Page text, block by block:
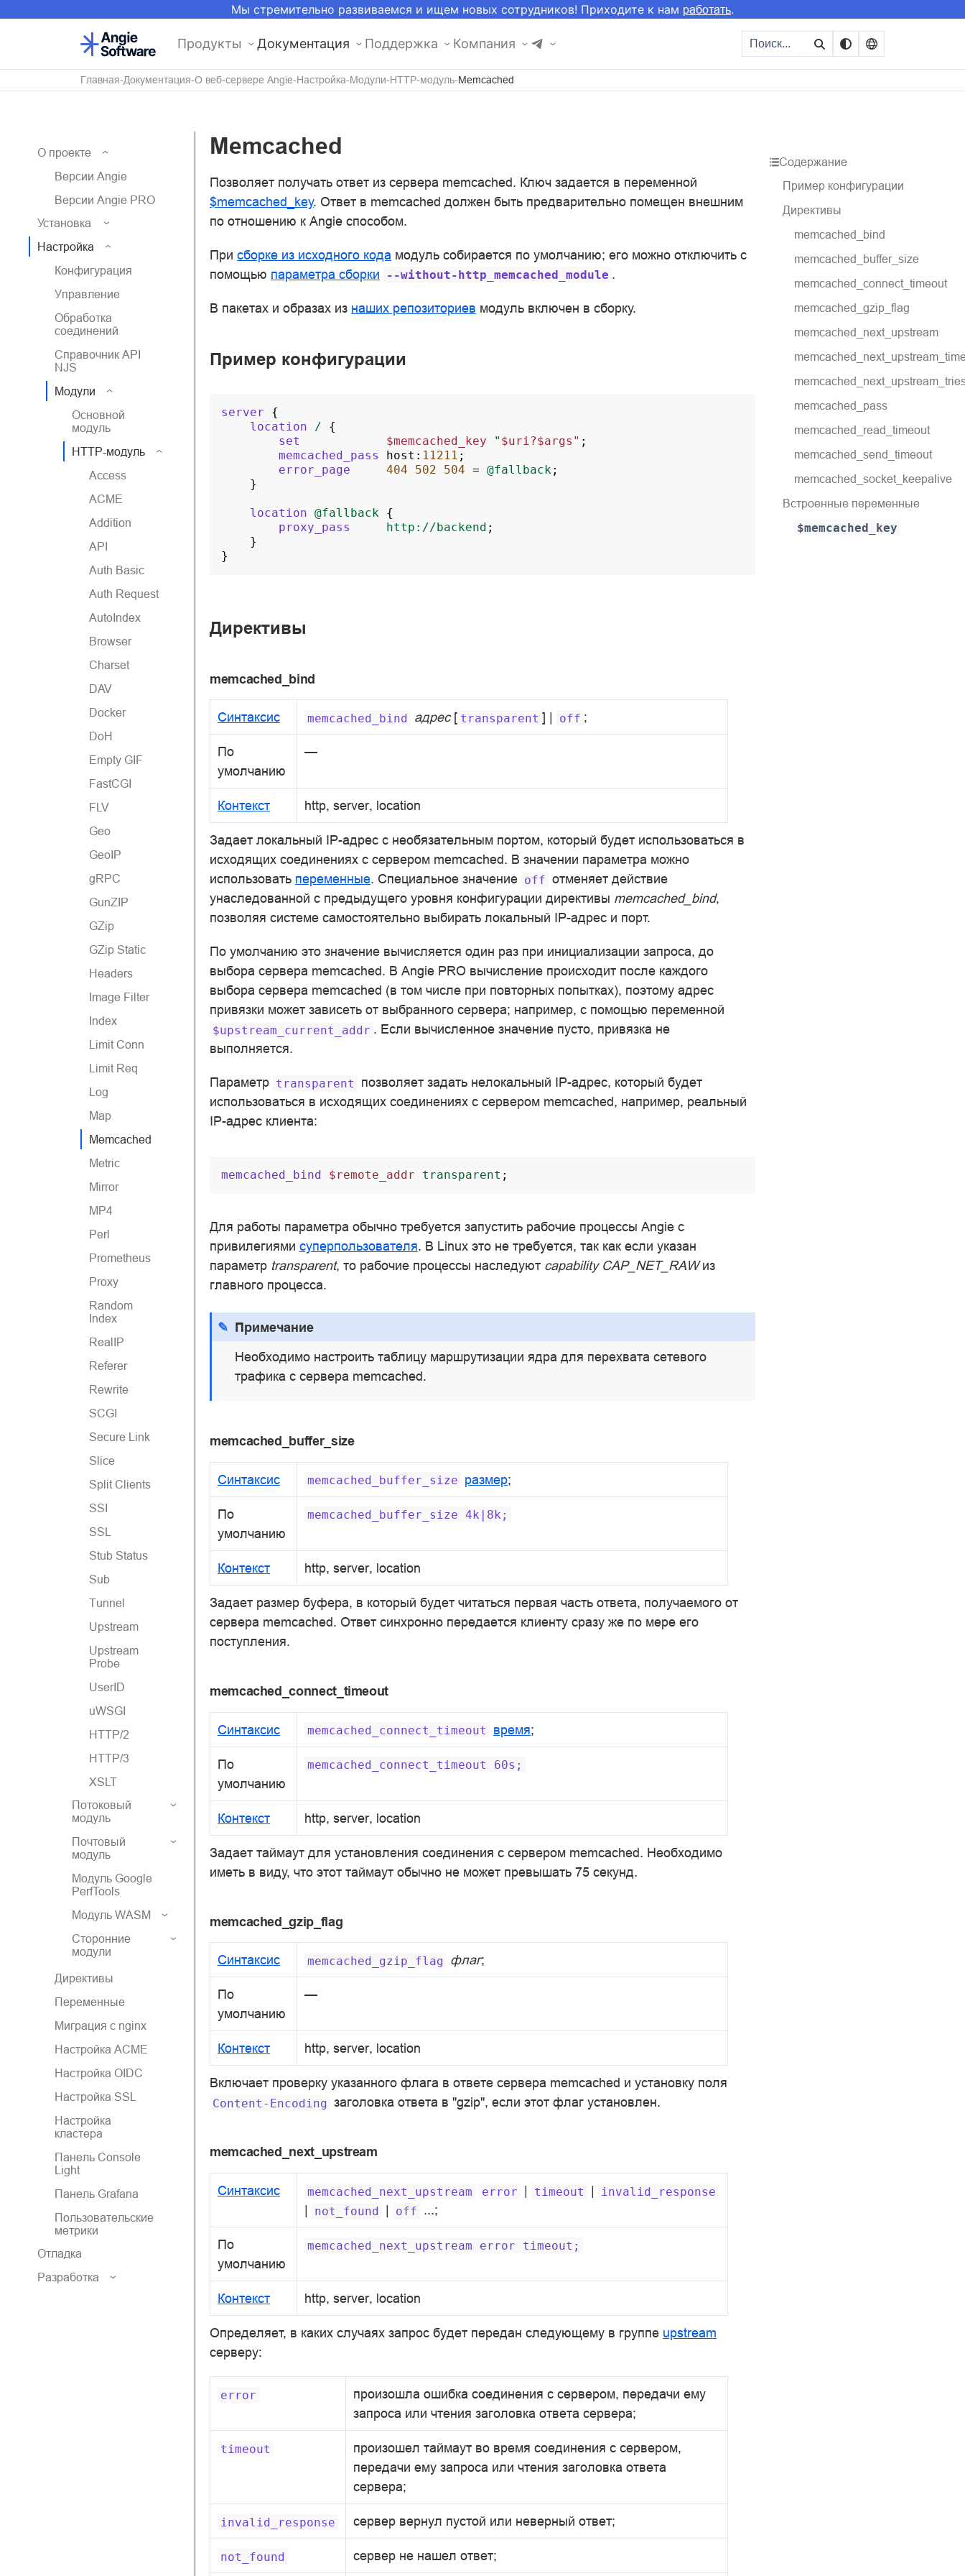
Мы стремительно развиваемся и ищем новых сотрудников! Приходите к нам работать.
Продукты Документация Поддержка Компания
Главная Документация О веб-сервере Angie Настройка Модули HTTP-модуль Memcached
О проекте
Версии Angie
Версии Angie PRO
Установка
Настройка
Конфигурация
Управление
Обработка
соединений
Справочник API
NJS
Модули
Основной
модуль
HTTP-модуль
Access
ACME
Addition
API
Auth Basic
Auth Request
AutoIndex
Browser
Charset
DAV
Docker
DoH
Empty GIF
FastCGI
FLV
Geo
GeoIP
gRPC
GunZIP
GZip
GZip Static
Headers
Image Filter
Index
Limit Conn
Limit Req
Log
Map
Memcached
Metric
Mirror
MP4
Perl
Prometheus
Proxy
Random
Index
RealIP
Referer
Rewrite
SCGI
Secure Link
Slice
Split Clients
SSI
SSL
Stub Status
Sub
Tunnel
Upstream
Upstream
Probe
UserID
uWSGI
HTTP/2
HTTP/3
XSLT
Потоковый
модуль
Почтовый
модуль
Модуль Google
PerfTools
Модуль WASM
Сторонние
модули
Директивы
Переменные
Миграция с nginx
Настройка ACME
Настройка OIDC
Настройка SSL
Настройка
кластера
Панель Console
Light
Панель Grafana
Пользовательские
метрики
Отладка
Разработка
Memcached
Позволяет получать ответ из сервера memcached. Ключ задается в переменной
$memcached_key. Ответ в memcached должен быть предварительно помещен внешним
по отношению к Angie способом.
При сборке из исходного кода модуль собирается по умолчанию; его можно отключить с
помощью параметра сборки --without-http_memcached_module .
В пакетах и образах из наших репозиториев модуль включен в сборку.
Пример конфигурации
server
{
location
/
{
set
$memcached_key " $uri?$args" ;
memcached_pass
host : 11211 ;
error_page
404 502 504 = @fallback ;
}
location @fallback
{
proxy_pass
http://backend ;
}
}
Директивы
memcached_bind
Синтаксис memcached_bind адрес[ transparent ] | off ;
По
умолчанию
—
Контекст http, server, location
Задает локальный IP-адрес с необязательным портом, который будет использоваться в
исходящих соединениях с сервером memcached. В значении параметра можно
использовать переменные. Специальное значение off отменяет действие
унаследованной с предыдущего уровня конфигурации директивы memcached_bind,
позволяя системе самостоятельно выбирать локальный IP-адрес и порт.
По умолчанию это значение вычисляется один раз при инициализации запроса, до
выбора сервера memcached. В Angie PRO вычисление происходит после каждого
выбора сервера memcached (в том числе при повторных попытках), поэтому адрес
привязки может зависеть от выбранного сервера; например, с помощью переменной
$upstream_current_addr . Если вычисленное значение пусто, привязка не
выполняется.
Параметр transparent
позволяет задать нелокальный IP-aдрес, который будет
использоваться в исходящих соединениях с сервером memcached, например, реальный
IP-адрес клиента:
memcached_bind $remote_addr transparent ;
Для работы параметра обычно требуется запустить рабочие процессы Angie с
привилегиями суперпользователя. В Linux это не требуется, так как если указан
параметр transparent, то рабочие процессы наследуют capability CAP_NET_RAWиз
главного процесса.
Примечание
Необходимо настроить таблицу маршрутизации ядра для перехвата сетевого
трафика с серверa memcached.
memcached_buffer_size
Синтаксис memcached_buffer_size размер;
По
умолчанию
memcached_buffer_size 4k|8k;
Контекст http, server, location
Задает размер буфера, в который будет читаться первая часть ответа, получаемого от
сервера memcached. Ответ синхронно передается клиенту сразу же по мере его
поступления.
memcached_connect_timeout
Синтаксис memcached_connect_timeout время;
По
умолчанию
memcached_connect_timeout 60s;
Контекст http, server, location
Задает таймаут для установления соединения с сервером memcached. Необходимо
иметь в виду, что этот таймаут обычно не может превышать 75 секунд.
memcached_gzip_flag
Синтаксис memcached_gzip_flag флаг;
По
умолчанию
—
Контекст http, server, location
Включает проверку указанного флага в ответе сервера memcached и установку поля
Content-Encoding заголовка ответа в "gzip", если этот флаг установлен.
memcached_next_upstream
Синтаксис memcached_next_upstream error | timeout | invalid_response
| not_found | off ...;
По
умолчанию
memcached_next_upstream error timeout;
Контекст http, server, location
Определяет, в каких случаях запрос будет передан следующему в группе upstream
серверу:
error
произошла ошибка соединения с сервером, передачи ему
запроса или чтения заголовка ответа сервера;
timeout
произошел таймаут во время соединения с сервером,
передачи ему запроса или чтения заголовка ответа
сервера;
invalid_response сервер вернул пустой или неверный ответ;
not_found сервер не нашел ответ;
Содержание
Пример конфигурации
Директивы
memcached_bind
memcached_buffer_size
memcached_connect_timeout
memcached_gzip_flag
memcached_next_upstream
memcached_pass
memcached_read_timeout
memcached_send_timeout
memcached_socket_keepalive
Встроенные переменные
$memcached_key